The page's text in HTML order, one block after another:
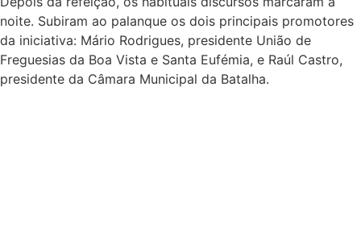
noite. Subiram ao palanque os dois principais promotores
da iniciativa: Mário Rodrigues, presidente União de
Freguesias da Boa Vista e Santa Eufémia, e Raúl Castro,
presidente da Câmara Municipal da Batalha.